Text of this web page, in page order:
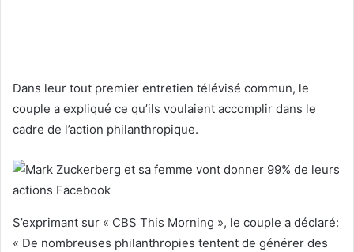
Dans leur tout premier entretien télévisé commun, le
couple a expliqué ce qu’ils voulaient accomplir dans le
cadre de l’action philanthropique.
S’exprimant sur « CBS This Morning », le couple a déclaré:
« De nombreuses philanthropies tentent de générer des